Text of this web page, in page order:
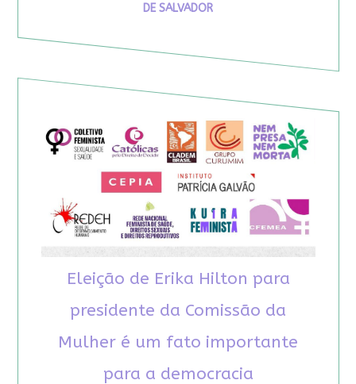
DE SALVADOR
Eleição de Erika Hilton para
presidente da Comissão da
Mulher é um fato importante
para a democracia